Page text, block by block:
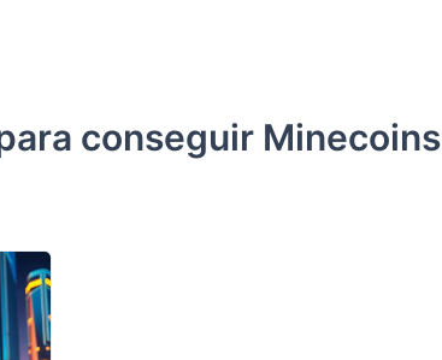
conseguir Minecoins